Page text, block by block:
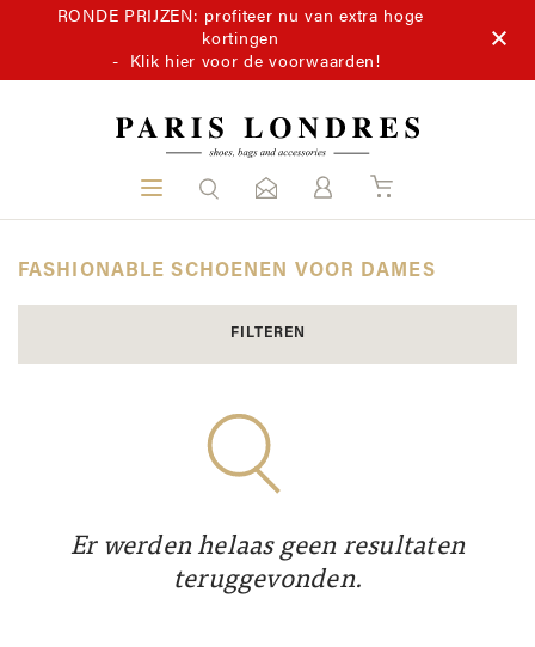
RONDE PRIJZEN: profiteer nu van extra hoge
kortingen
- Klik hier voor de voorwaarden!
FASHIONABLE SCHOENEN VOOR DAMES
FILTEREN
Er werden helaas geen resultaten
teruggevonden.